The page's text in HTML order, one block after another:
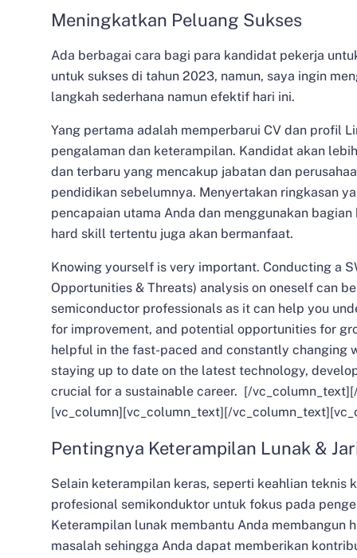
Meningkatkan Peluang Sukses
Ada berbagai cara bagi para kandidat pekerja
untuk sukses di tahun 2023, namun, saya ingin
langkah sederhana namun efektif hari ini.
Yang pertama adalah memperbarui CV dan profil
pengalaman dan keterampilan. Kandidat akan
dan terbaru yang mencakup jabatan dan
pendidikan sebelumnya. Menyertakan ringkasan
pencapaian utama Anda dan menggunakan
hard skill tertentu juga akan bermanfaat.
Knowing yourself is very important. Conducting a
Opportunities & Threats) analysis on oneself can
semiconductor professionals as it can help you
for improvement, and potential opportunities for
helpful in the fast-paced and constantly changing
staying up to date on the latest technology,
crucial for a sustainable career. [/
[vc_column][vc_column_text][/
Pentingnya Keterampilan Lunak &
Selain keterampilan keras, seperti keahlian teknis
profesional semikonduktor untuk fokus pada
Keterampilan lunak membantu Anda membangun
masalah sehingga Anda dapat memberikan